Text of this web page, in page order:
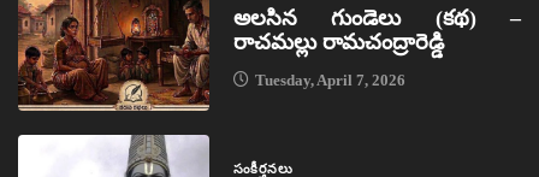
అలసిన గుండెలు (కథ) –
రాచమల్లు రామచంద్రారెడ్డి
Tuesday, April 7, 2026
సంకీర్తనలు